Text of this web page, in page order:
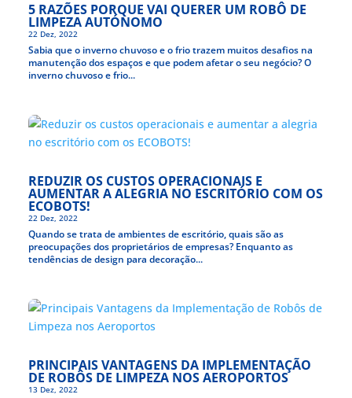
5 RAZÕES PORQUE VAI QUERER UM ROBÔ DE
LIMPEZA AUTÓNOMO
22 Dez, 2022
Sabia que o inverno chuvoso e o frio trazem muitos desafios na
manutenção dos espaços e que podem afetar o seu negócio? O
inverno chuvoso e frio...
REDUZIR OS CUSTOS OPERACIONAIS E
AUMENTAR A ALEGRIA NO ESCRITÓRIO COM OS
ECOBOTS!
22 Dez, 2022
Quando se trata de ambientes de escritório, quais são as
preocupações dos proprietários de empresas? Enquanto as
tendências de design para decoração...
PRINCIPAIS VANTAGENS DA IMPLEMENTAÇÃO
DE ROBÔS DE LIMPEZA NOS AEROPORTOS
13 Dez, 2022